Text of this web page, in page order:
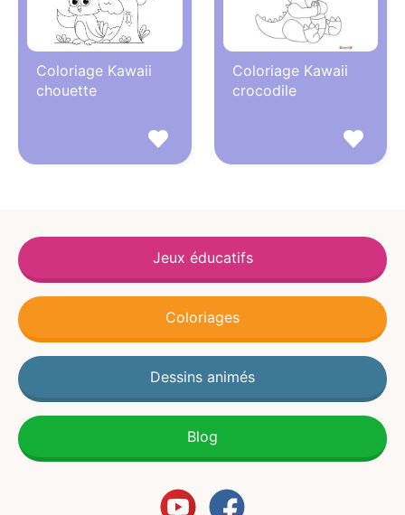
Coloriage Kawaii
chouette
Coloriage Kawaii
crocodile
Jeux éducatifs
Coloriages
Dessins animés
Blog